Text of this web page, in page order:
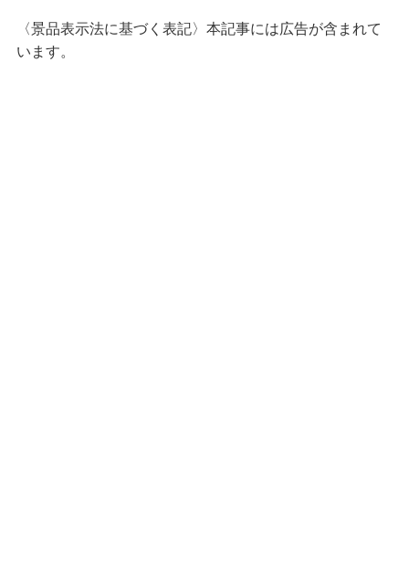
〈景品表示法に基づく表記〉本記事には広告が含まれて
います。